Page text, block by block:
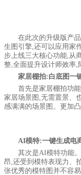
在此次的升级版产
生图引擎,还可以应用家
步上线三大核心功能,从
整,全面提升设计师效率,
家居棚拍:白底图一
首先是家居棚拍功
家居场景图,无需置景、
感满满的场景图。更加
AI模特:一键生成电
其次是AI模特功能
昂,还受到模特表现力、
张优秀的模特图并不容